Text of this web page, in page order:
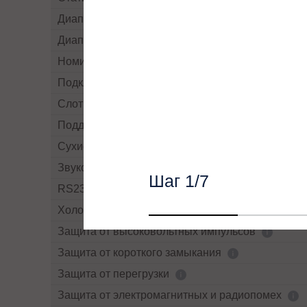
Диапазон частоты байпасса
Диапазон напряжений байпасса
Номинальное напряжение байпасса
Подключение внешних АКБ
Слот для дополнительных интерфейсов
Поддержка SNMP
Сухие контакты
Звуковая сигнализация
RS232
Холодный старт текст
Защита от высоковольтных импульсов
Защита от короткого замыкания
Защита от перегрузки
Защита от электромагнитных и радиопомех
Шаг 1/7